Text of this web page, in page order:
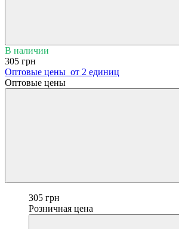
В наличии
305 грн
Оптовые цены от 2 единиц
Оптовые цены
305 грн
Розничная цена